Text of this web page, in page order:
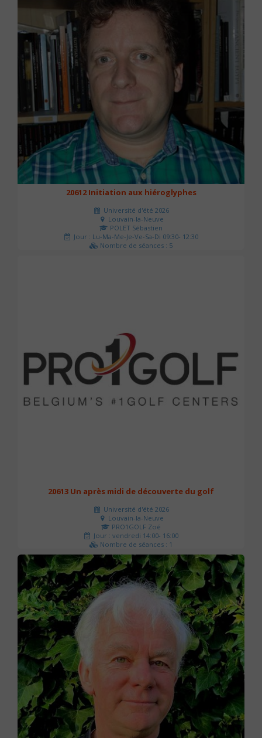
20612 Initiation aux hiéroglyphes
Université d'été 2026
Louvain-la-Neuve
POLET Sébastien
Jour : Lu-Ma-Me-Je-Ve-Sa-Di 09:30- 12:30
Nombre de séances : 5
20613 Un après midi de découverte du golf
Université d'été 2026
Louvain-la-Neuve
PRO1GOLF Zoé
Jour : vendredi 14:00- 16:00
Nombre de séances : 1
45 €